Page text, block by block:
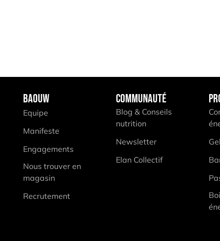
BAOUW
Equipe
Manifeste
Engagements
Nous trouver en
magasin
Recrutement
COMMUNAUTÉ
Blog & Conseils
nutrition
Newsletter
Elan Collectif